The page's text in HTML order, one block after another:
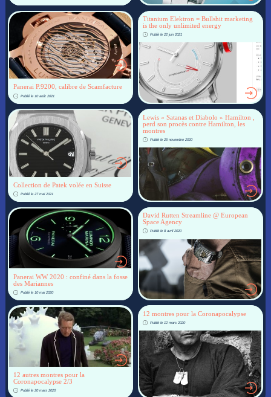
Panerai P.9200, calibre de Scamfacture
Publié le 10 août 2021
Titanium Elektron = Bullshit marketing
is the only unlimited energy
Publié le 22 juin 2021
Collection de Patek volée en Suisse
Publié le 27 mai 2021
Lewis « Satanas et Diabolo » Hamilton ,
perd son procès contre Hamilton, les
montres
Publié le 26 novembre 2020
Panerai WW 2020 : confiné dans la fosse
des Mariannes
Publié le 10 mai 2020
David Rutten Streamline @ European
Space Agency
Publié le 8 avril 2020
12 autres montres pour la
Coronapocalypse 2/3
Publié le 20 mars 2020
12 montres pour la Coronapocalypse
Publié le 12 mars 2020